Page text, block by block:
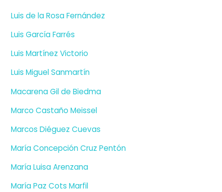
Luis de la Rosa Fernández
Luis García Farrés
Luis Martínez Victorio
Luis Miguel Sanmartín
Macarena Gil de Biedma
Marco Castaño Meissel
Marcos Diéguez Cuevas
María Concepción Cruz Pentón
María Luisa Arenzana
María Paz Cots Marfil